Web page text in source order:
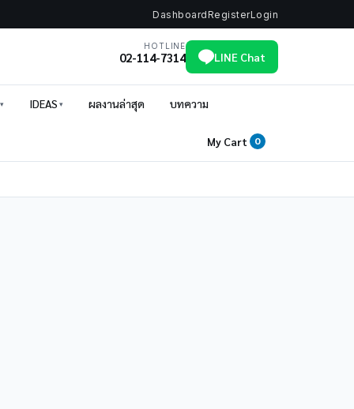
DashboardRegisterLogin
HOTLINE
02-114-7314 LINE Chat
IDEAS ผลงานล่าสุด บทความ
My Cart 0